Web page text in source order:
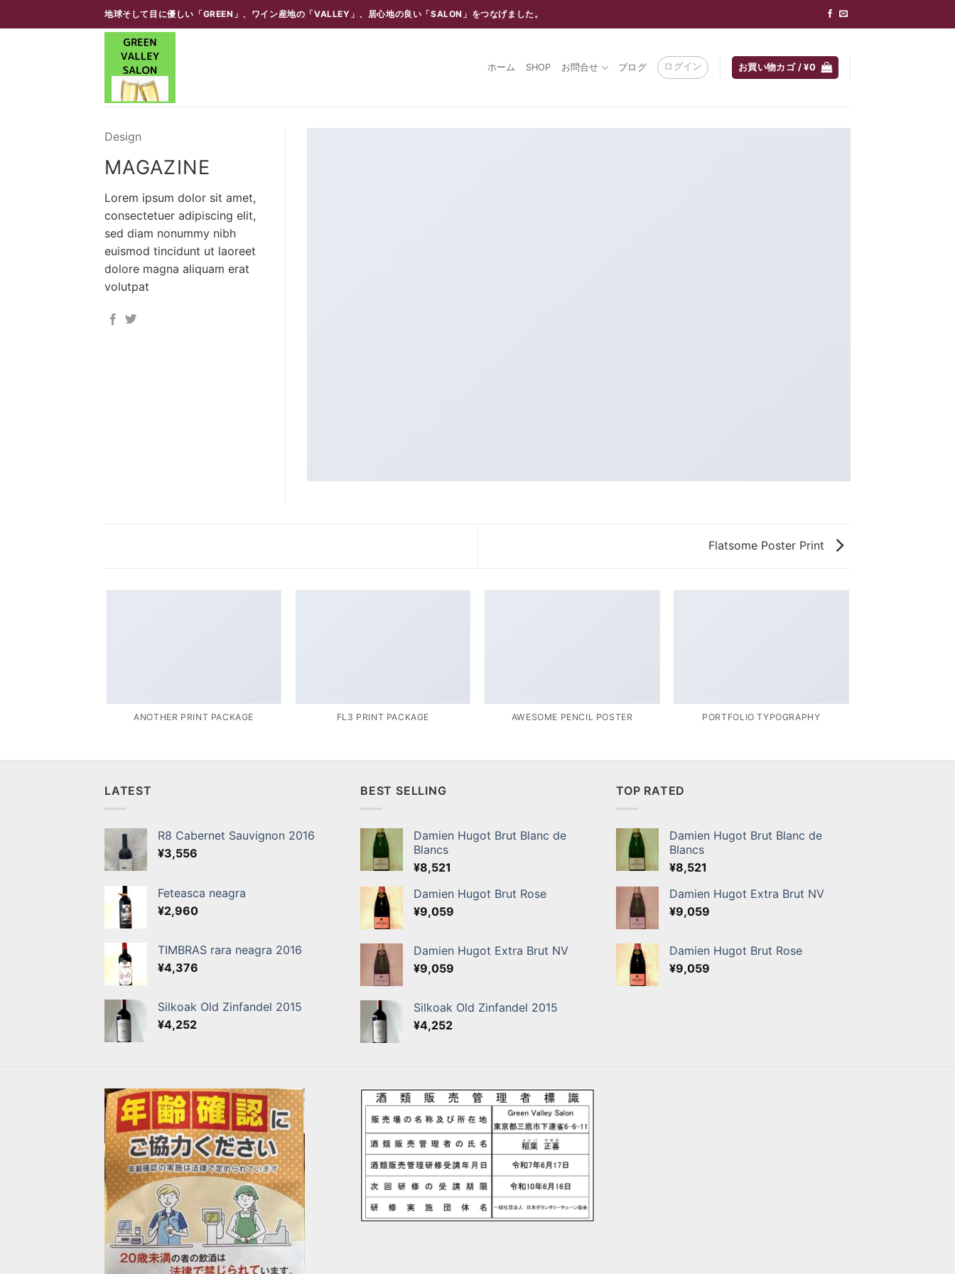
to
地球そして目に優しい「GREEN」、ワイン産地の「VALLEY」、居心地の良い「SALON」をつなげました。
ホーム SHOP お問合せ ブログ ログイン お買い物カゴ /¥0
Design
MAGAZINE
Lorem ipsum dolor sit amet,
consectetuer adipiscing elit,
sed diam nonummy nibh
euismod tincidunt ut laoreet
dolore magna aliquam erat
volutpat
Flatsome Poster Print
ANOTHER PRINT PACKAGE FL3 PRINT PACKAGE AWESOME PENCIL POSTER PORTFOLIO TYPOGRAPHY
LATEST
R8 Cabernet Sauvignon 2016
¥3,556
Feteasca neagra
¥2,960
TIMBRAS rara neagra 2016
¥4,376
Silkoak Old Zinfandel 2015
¥4,252
BEST SELLING
Damien Hugot Brut Blanc de
Blancs
¥8,521
Damien Hugot Brut Rose
¥9,059
Damien Hugot Extra Brut NV
¥9,059
Silkoak Old Zinfandel 2015
¥4,252
TOP RATED
Damien Hugot Brut Blanc de
Blancs
¥8,521
Damien Hugot Extra Brut NV
¥9,059
Damien Hugot Brut Rose
¥9,059